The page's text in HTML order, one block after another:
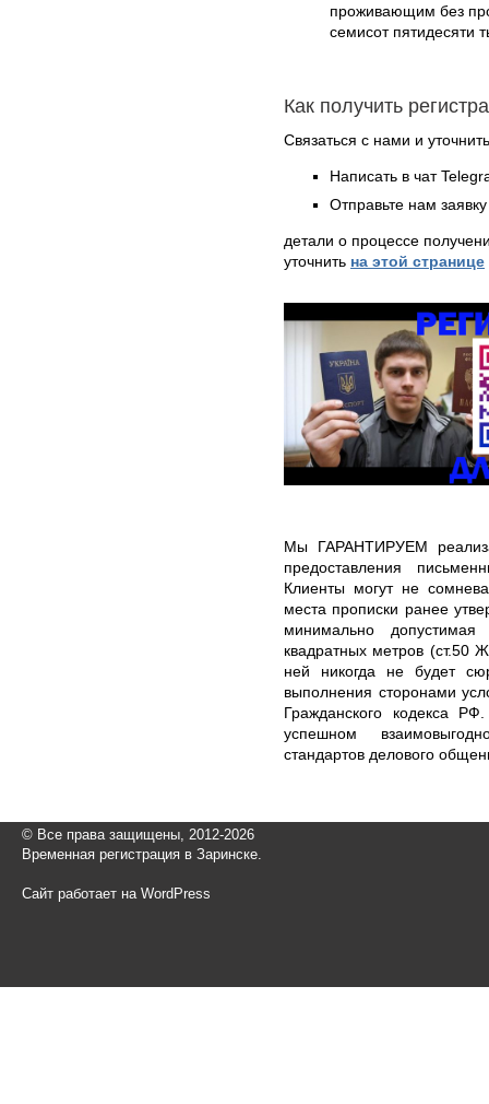
проживающим без
семисот пятидесяти
Как получить
Связаться с нами и
Написать в чат
Отправьте нам
детали о процессе
уточнить на этой странице
Мы ГАРАНТИРУЕМ
предоставления
Клиенты могут не
места прописки ранее
минимально
квадратных метров (ст.50
ней никогда не будет
выполнения сторонами
Гражданского кодекса
успешном
стандартов делового
© Все права защищены, 2012-2026
Временная регистрация в Заринске.
Сайт работает на WordPress